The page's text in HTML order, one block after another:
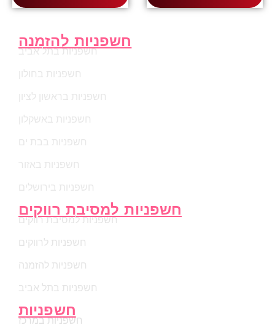
חשפניות להזמנה
חשפניות בתל אביב
חשפניות בחולון
חשפניות בראשון לציון
חשפניות באשקלון
חשפניות בבת ים
חשפניות באזור
חשפניות בירושלים
חשפניות למסיבת רווקים
חשפניות למסיבת רווקים
חשפניות לרווקים
חשפניות להזמנה
חשפניות בתל אביב
חשפניות
חשפניות במרכז